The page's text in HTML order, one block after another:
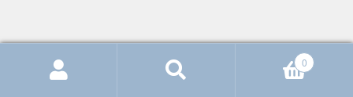
© Handarbeiten Köster 2026
0